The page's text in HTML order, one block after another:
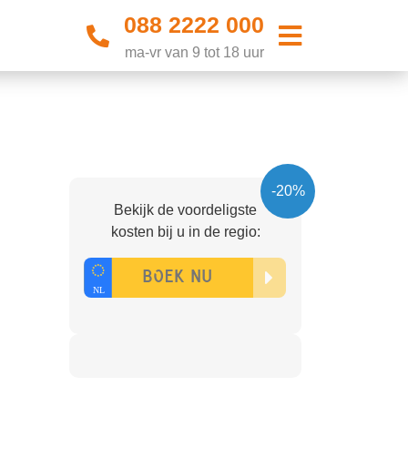
088 2222 000
ma-vr van 9 tot 18 uur
-20%
Bekijk de voordeligste
kosten bij u in de regio: